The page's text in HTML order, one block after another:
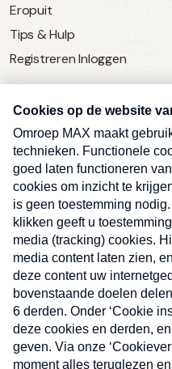
Eropuit
Tips & Hulp
Registreren Inloggen
SERVICE
Over Omroep MAX
MAX Vandaag
MAX Meldpunt
Pers
Contact
Algemene voorwaarden
Privacyverklaring
Kwetsbaarheid melden
RegistrerenInloggen
Ben je
E-
mailadres